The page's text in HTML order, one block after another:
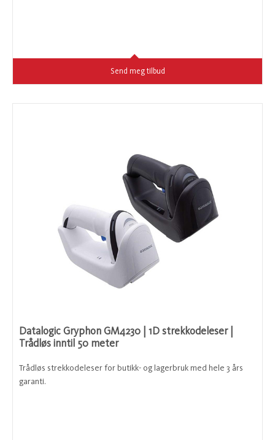
Send meg tilbud
Datalogic Gryphon GM4230 | 1D strekkodeleser |
Trådløs inntil 50 meter
Trådløs strekkodeleser for butikk- og lagerbruk med hele 3 års
garanti.